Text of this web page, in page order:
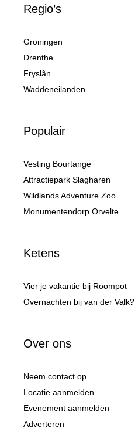
Regio’s
Groningen
Drenthe
Fryslân
Waddeneilanden
Populair
Vesting Bourtange
Attractiepark Slagharen
Wildlands Adventure Zoo
Monumentendorp Orvelte
Ketens
Vier je vakantie bij Roompot
Overnachten bij van der Valk?
Over ons
Neem contact op
Locatie aanmelden
Evenement aanmelden
Adverteren